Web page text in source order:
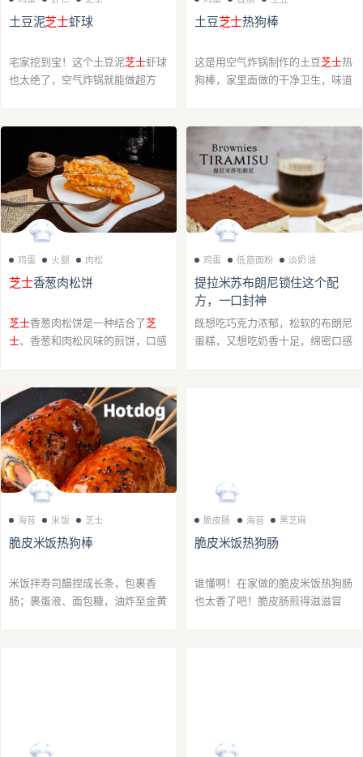
土豆泥芝士虾球
宅家挖到宝！这个土豆泥芝士虾球
也太绝了，空气炸锅就能做超方
椒、盐和黑松露酱压成绵密土豆
泥，取一块压扁包上...
土豆芝士热狗棒
这是用空气炸锅制作的土豆芝士热
狗棒，家里面做的干净卫生，味道
鸡蛋 火腿 肉松
芝士香葱肉松饼
芝士香葱肉松饼是一种结合了芝
士、香葱和肉松风味的煎饼，口感
鸡蛋 低筋面粉 淡奶油
提拉米苏布朗尼锁住这个配
方，一口封神
既想吃巧克力浓郁，松软的布朗尼
蛋糕，又想吃奶香十足，绵密口感
海苔 米饭 芝士
脆皮米饭热狗棒
米饭拌寿司醋捏成长条，包裹香
肠；裹蛋液、面包糠，油炸至金黄
脆皮肠 海苔 黑芝麻
脆皮米饭热狗肠
谁懂啊！在家做的脆皮米饭热狗肠
也太香了吧！脆皮肠煎得滋滋冒